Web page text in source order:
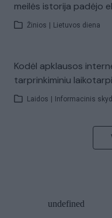
meilės istorija padėjo
Žinios Lietuvos diena
Kodėl apklausos
tarprinkiminiu
Laidos Informacinis